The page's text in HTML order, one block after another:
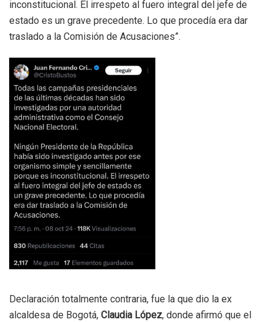
inconstitucional. El irrespeto al fuero integral del jefe de
estado es un grave precedente. Lo que procedía era dar
traslado a la Comisión de Acusaciones”.
Declaración totalmente contraria, fue la que dio la ex
alcaldesa de Bogotá, Claudia López, donde afirmó que el